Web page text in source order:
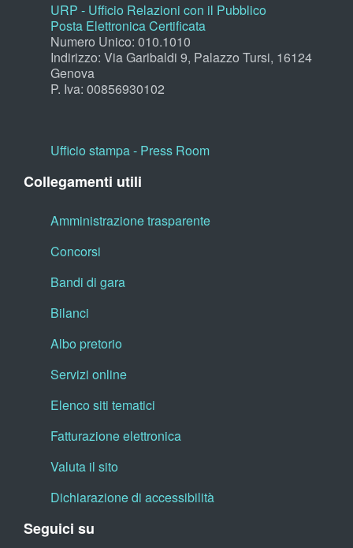
URP - Ufficio Relazioni con il Pubblico
Posta Elettronica Certificata
Numero Unico: 010.1010
Indirizzo: Via Garibaldi 9, Palazzo Tursi, 16124
Genova
P. Iva: 00856930102
Ufficio stampa - Press Room
Collegamenti utili
Amministrazione trasparente
Concorsi
Bandi di gara
Bilanci
Albo pretorio
Servizi online
Elenco siti tematici
Fatturazione elettronica
Valuta il sito
Dichiarazione di accessibilità
Seguici su